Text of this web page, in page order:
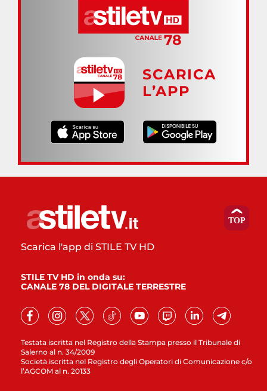
SCARICA
L’APP
Testata iscritta nel Registro della Stampa presso il Tribunale di
Salerno al n. 34/2009
Società iscritta nel Registro degli Operatori di Comunicazione c/o
l’AGCOM al n. 20133
Scarica l'app di STILE TV HD
STILE TV HD in onda su:
CANALE 78 DEL DIGITALE TERRESTRE